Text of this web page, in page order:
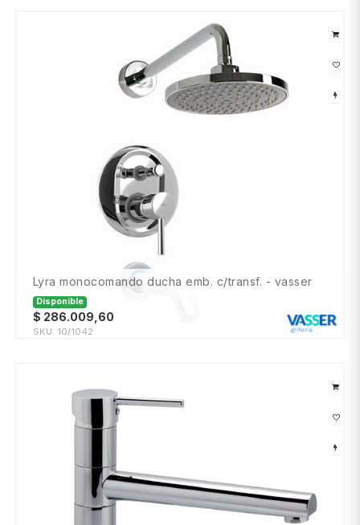
lyra monocomando ducha emb. c/transf. - vasser
Disponible
$ 286.009,60
SKU: 10/1042